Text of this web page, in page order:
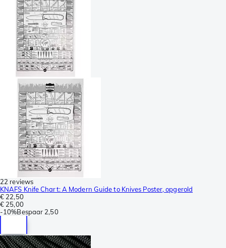
22 reviews
KNAFS Knife Chart: A Modern Guide to Knives Poster, opgerold
€ 22,50
€ 25,00
-10%Bespaar 2,50